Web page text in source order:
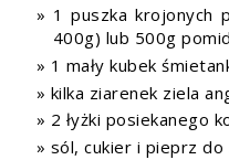
1 puszka krojonych
400g) lub 500g
1 mały kubek
kilka ziarenek ziela
2 łyżki posiekanego
sól, cukier i pieprz do